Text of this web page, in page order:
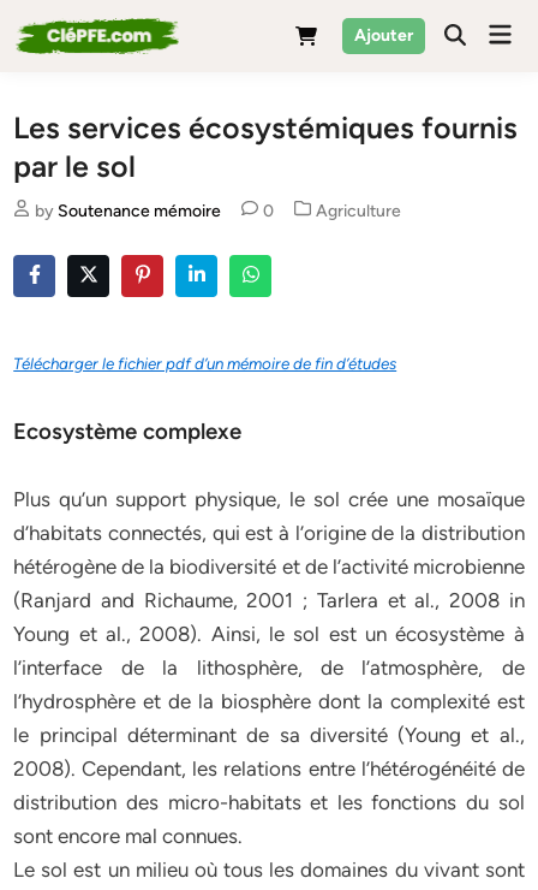
to
Ajouter
Les services écosystémiques fournis
par le sol
by Soutenance mémoire 0
Posted
Agriculture
Télécharger le fichier pdf d’un mémoire de fin d’études
Ecosystème complexe
Plus qu’un support physique, le sol crée une mosaïque
d’habitats connectés, qui est à l’origine de la distribution
hétérogène de la biodiversité et de l’activité microbienne
(Ranjard and Richaume, 2001 ; Tarlera et al., 2008 in
Young et al., 2008). Ainsi, le sol est un écosystème à
l’interface de la lithosphère, de l’atmosphère, de
l’hydrosphère et de la biosphère dont la complexité est
le principal déterminant de sa diversité (Young et al.,
2008). Cependant, les relations entre l’hétérogénéité de
distribution des micro-habitats et les fonctions du sol
sont encore mal connues.
Le sol est un milieu où tous les domaines du vivant sont